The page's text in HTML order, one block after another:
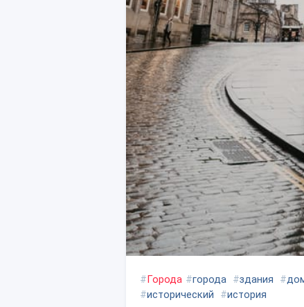
#Города #города #здания #
#исторический #история